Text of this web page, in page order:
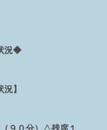
況◆
】
９０分）△残席１